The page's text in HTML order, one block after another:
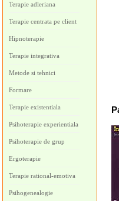
Terapie adleriana
Terapie centrata pe client
Hipnoterapie
Terapie integrativa
Metode si tehnici
Formare
Terapie existentiala
Psihoterapie experientiala
Psihoterapie de grup
Ergoterapie
Terapie rational-emotiva
Psihogenealogie